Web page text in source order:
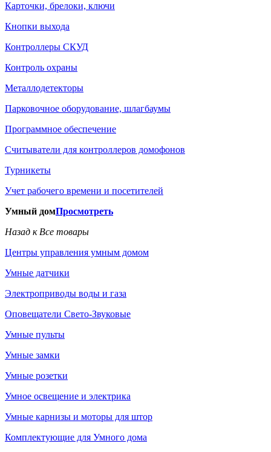
Карточки, брелоки, ключи
Кнопки выхода
Контроллеры СКУД
Контроль охраны
Металлодетекторы
Парковочное оборудование, шлагбаумы
Программное обеспечение
Считыватели для контроллеров домофонов
Турникеты
Учет рабочего времени и посетителей
Умный домПросмотреть
Назад к Все товары
Центры управления умным домом
Умные датчики
Электроприводы воды и газа
Оповещатели Свето-Звуковые
Умные пульты
Умные замки
Умные розетки
Умное освещение и электрика
Умные карнизы и моторы для штор
Комплектующие для Умного дома